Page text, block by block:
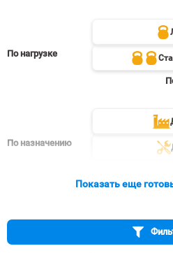
По нагрузке
По назначению
Показать еще